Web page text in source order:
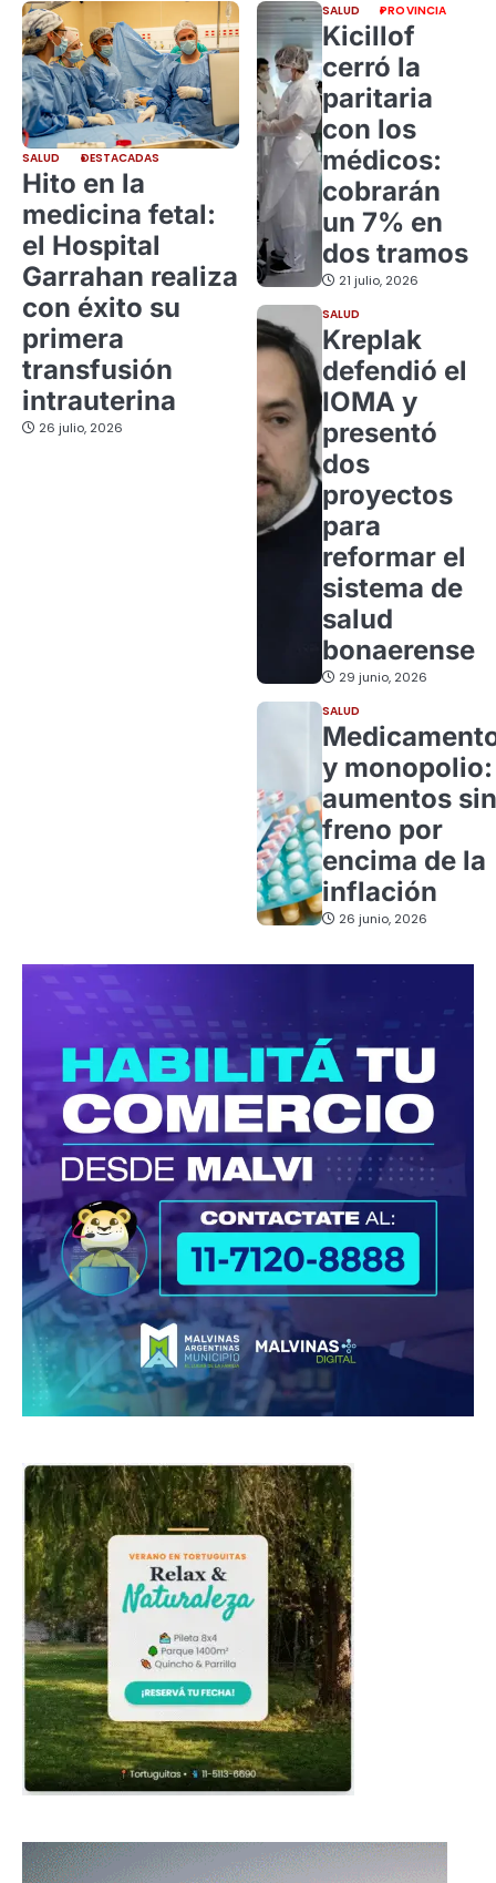
SALUD DESTACADAS
Hito en la
medicina fetal:
el Hospital
Garrahan realiza
con éxito su
primera
transfusión
intrauterina
26 julio, 2026
SALUD PROVINCIA
Kicillof
cerró la
paritaria
con los
médicos:
cobrarán
un 7% en
dos tramos
21 julio, 2026
SALUD
Kreplak
defendió el
IOMA y
presentó
dos
proyectos
para
reformar el
sistema de
salud
bonaerense
29 junio, 2026
SALUD
y monopolio:
aumentos sin
freno por
encima de la
inflación
26 junio, 2026